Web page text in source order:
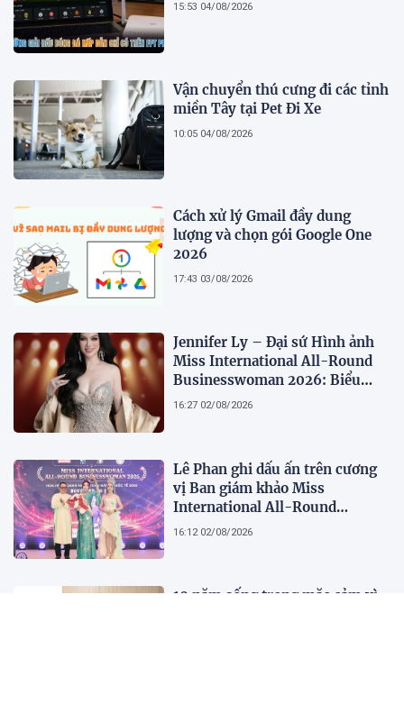
15:53 04/08/2026
Vận chuyển thú cưng đi các tỉnh
miền Tây tại Pet Đi Xe
10:05 04/08/2026
Cách xử lý Gmail đầy dung
lượng và chọn gói Google One
2026
17:43 03/08/2026
Jennifer Ly – Đại sứ Hình ảnh
Miss International All-Round
Businesswoman 2026: Biểu
tượng của nhan sắc, trí tuệ và
16:27 02/08/2026
Lê Phan ghi dấu ấn trên cương
vị Ban giám khảo Miss
International All-Round
Businesswoman 2026: Thanh
16:12 02/08/2026
10 năm sống trong mặc cảm vì